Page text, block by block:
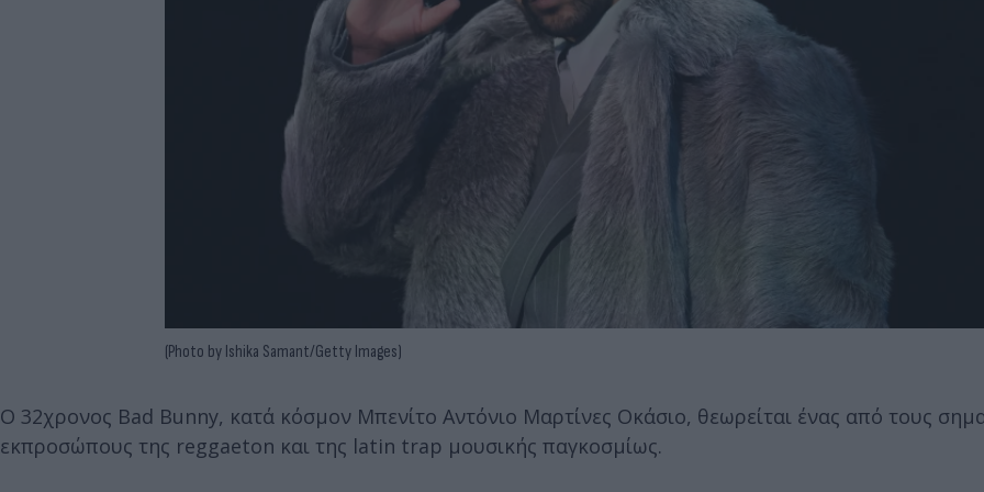
(Photo by Ishika Samant/Getty Images)
Ο 32χρονος Bad Bunny, κατά κόσμον Μπενίτο Αντόνιο Μαρτίνες Οκάσιο, θεωρείται ένας από τους
εκπροσώπους της reggaeton και της latin trap μουσικής παγκοσμίως.